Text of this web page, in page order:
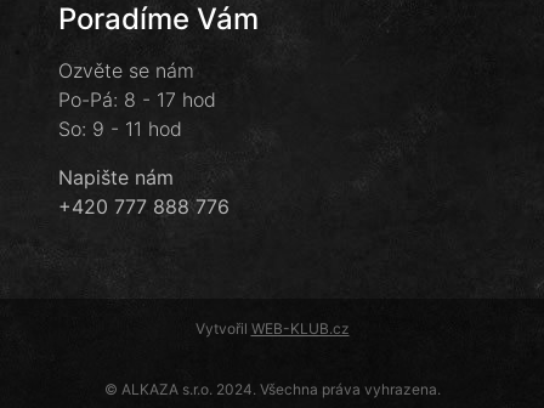
Poradíme Vám
Ozvěte se nám
Po-Pá: 8 - 17 hod
So: 9 - 11 hod
Napište nám
+420 777 888 776
Vytvořil WEB-KLUB.cz
© ALKAZA s.r.o. 2024. Všechna práva vyhrazena.